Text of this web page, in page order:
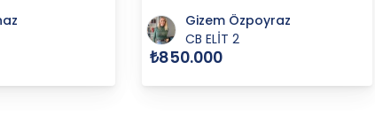
Gizem Özpoyraz
CB ELİT 2
₺850.000